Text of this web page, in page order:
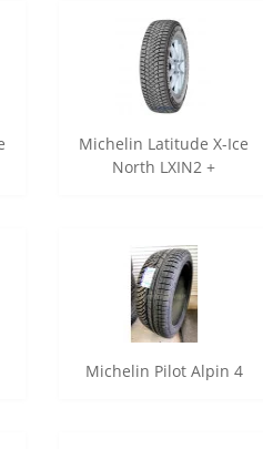
Michelin Latitude X-Ice
North LXIN2 +
Michelin Pilot Alpin 4